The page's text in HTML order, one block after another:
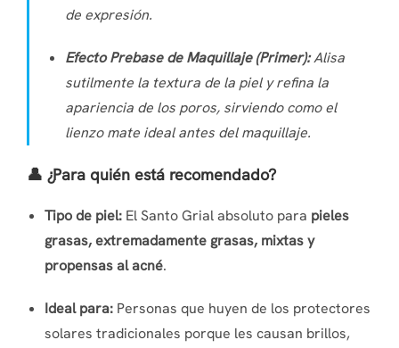
de expresión.
Efecto Prebase de Maquillaje (Primer):Alisa
sutilmente la textura de la piel y refina la
apariencia de los poros, sirviendo como el
lienzo mate ideal antes del maquillaje.
👤 ¿Para quién está recomendado?
Tipo de piel: El Santo Grial absoluto para pieles
grasas, extremadamente grasas, mixtas y
propensas al acné.
Ideal para: Personas que huyen de los protectores
solares tradicionales porque les causan brillos,